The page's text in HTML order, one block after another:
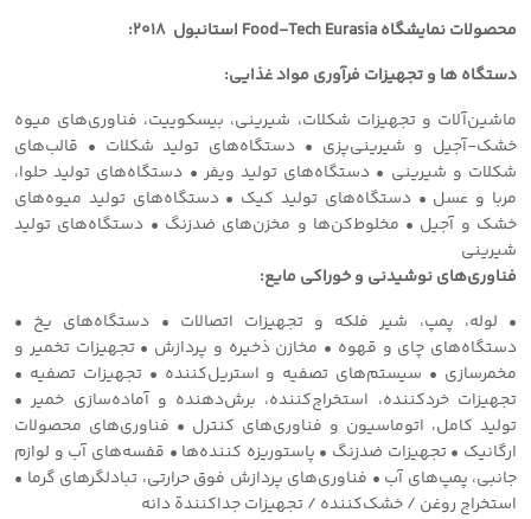
محصولات نمایشگاه Food-Tech Eurasia استانبول ٢٠١٨:
دستگاه ها و تجهیزات فرآوری مواد غذایی:
ماشین‌آلات و تجهیزات شکلات، شیرینی، بیسکوییت، فناوری‌های میوه
خشک-آجیل و شیرینی‌پزی • دستگاه‌های تولید شکلات • قالب‌های
شکلات و شیرینی • دستگاه‌های تولید ویفر • دستگاه‌های تولید حلوا،
مربا و عسل • دستگاه‌های تولید کیک • دستگاه‌های تولید میوه‌های
خشک و آجیل • مخلوط‌کن‌ها و مخزن‌های ضدزنگ • دستگاه‌های تولید
شیرینی
فناوری‌های نوشیدنی و خوراکی مایع:
• لوله، پمپ، شیر فلکه و تجهیزات اتصالات • دستگاه‌های یخ •
دستگاه‌های چای و قهوه • مخازن ذخیره و پردازش • تجهیزات تخمیر و
مخمرسازی • سیستم‌های تصفیه و استریل‌کننده • تجهیزات تصفیه •
تجهیزات خردکننده، استخراج‌کننده، برش‌دهنده و آماده‌سازی خمیر •
تولید کامل، اتوماسیون و فناوری‌های کنترل • فناوری‌های محصولات
ارگانیک • تجهیزات ضدزنگ • پاستوریزه کننده‌ها • قفسه‌های آب و لوازم
جانبی، پمپ‌های آب • فناوری‌های پردازش فوق حرارتی، تبادلگرهای گرما •
استخراج روغن / خشک‌کننده / تجهیزات جداکنندة دانه